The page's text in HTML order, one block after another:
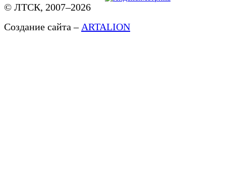
© ЛТСК, 2007–2026
Создание сайта – ARTALION